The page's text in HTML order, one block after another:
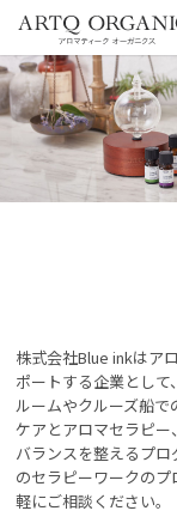
ARTQ
ORGANICS
株式会社Blue inkはア
ポートする企業として
ルームやクルーズ船
ケアとアロマセラピ
バランスを整えるプロ
のセラピーワークの
軽にご相談ください。